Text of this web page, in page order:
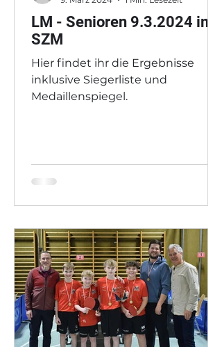
LM - Senioren 9.3.2024 im
SZM
Hier findet ihr die Ergebnisse
inklusive Siegerliste und
Medaillenspiegel.